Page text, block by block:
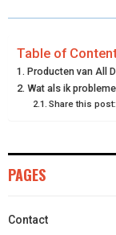
R
O
N
W
T
T
Table of
Producten van All
Wat als ik
Share this post:
PAGES
Contact